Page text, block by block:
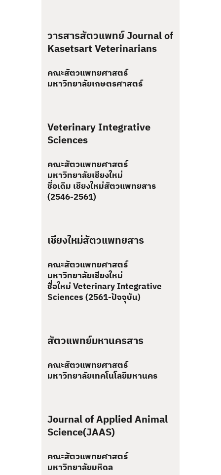
วารสารสัตวแพทย์ Journal of
Kasetsart Veterinarians
คณะสัตวแพทยศาสตร์
มหาวิทยาลัยเกษตรศาสตร์
Veterinary Integrative
Sciences
คณะสัตวแพทยศาสตร์
มหาวิทยาลัยเชียงใหม่
ชื่อเดิม เชียงใหม่สัตวแพทยสาร
(2546-2561)
เชียงใหม่สัตวแพทยสาร
คณะสัตวแพทยศาสตร์
มหาวิทยาลัยเชียงใหม่
ชื่อใหม่ Veterinary Integrative
Sciences (2561-ปัจจุบัน)
สัตวแพทย์มหานครสาร
คณะสัตวแพทยศาสตร์
มหาวิทยาลัยเทคโนโลยีมหานคร
Journal of Applied Animal
Science(JAAS)
คณะสัตวแพทยศาสตร์
มหาวิทยาลัยมหิดล